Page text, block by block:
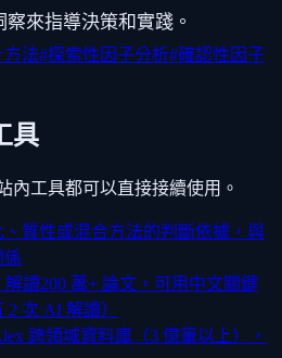
來指導決策和實踐。
方法#探索性因子分析#確認性因子
具
內工具都可以直接接續使用。
、質性或混合方法的判斷依據，與
係
解讀200 萬+ 論文，可用中文關鍵
次 AI 解讀）
跨領域資料庫（3 億筆以上），